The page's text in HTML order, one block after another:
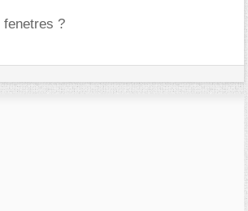
fenetres ?